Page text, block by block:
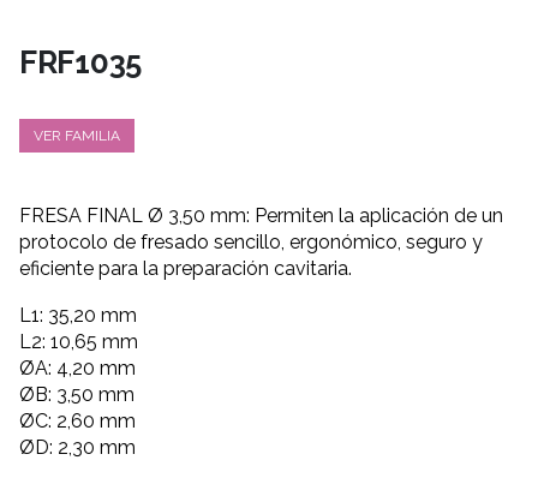
FRF1035
VER FAMILIA
FRESA FINAL Ø 3,50 mm: Permiten la aplicación de un
protocolo de fresado sencillo, ergonómico, seguro y
eficiente para la preparación cavitaria.
L1: 35,20 mm
L2: 10,65 mm
ØA: 4,20 mm
ØB: 3,50 mm
ØC: 2,60 mm
ØD: 2,30 mm